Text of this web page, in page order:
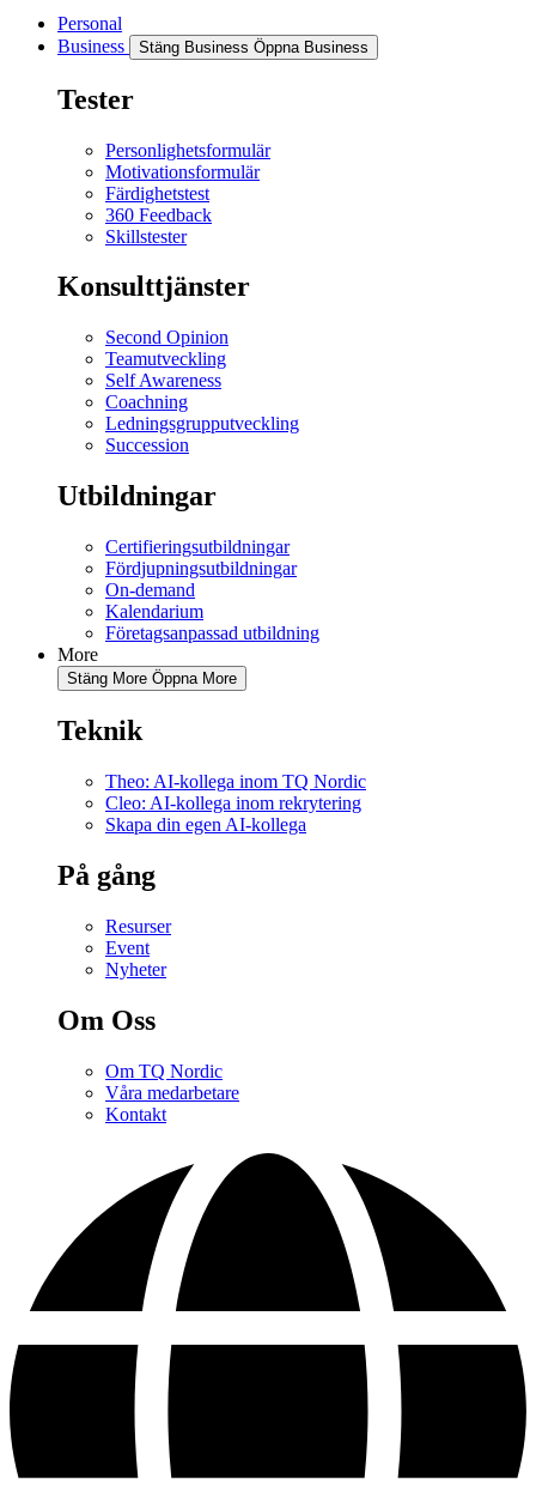
Personal
Business
Stäng Business Öppna Business
Tester
Personlighetsformulär
Motivationsformulär
Färdighetstest
360 Feedback
Skillstester
Konsulttjänster
Second Opinion
Teamutveckling
Self Awareness
Coachning
Ledningsgrupputveckling
Succession
Utbildningar
Certifieringsutbildningar
Fördjupningsutbildningar
On-demand
Kalendarium
Företagsanpassad utbildning
More
Stäng More Öppna More
Teknik
Theo: AI-kollega inom TQ Nordic
Cleo: AI-kollega inom rekrytering
Skapa din egen AI-kollega
På gång
Resurser
Event
Nyheter
Om Oss
Om TQ Nordic
Våra medarbetare
Kontakt